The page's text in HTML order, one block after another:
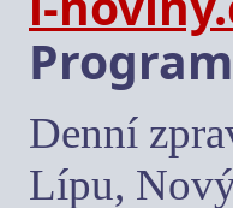
Denní
Lípu,